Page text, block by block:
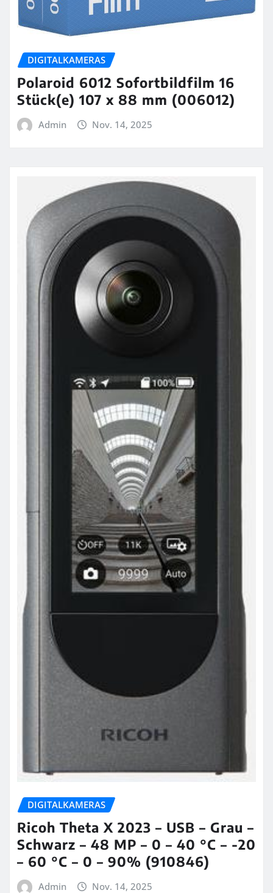
DIGITALKAMERAS
Polaroid 6012 Sofortbildfilm 16
Stück(e) 107 x 88 mm (006012)
Admin Nov. 14, 2025
DIGITALKAMERAS
Ricoh Theta X 2023 – USB – Grau –
Schwarz – 48 MP – 0 – 40 °C – -20
– 60 °C – 0 – 90% (910846)
Admin Nov. 14, 2025